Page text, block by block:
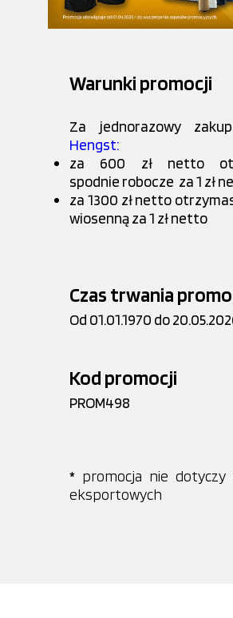
Warunki promocji
Za jednorazowy
Hengst:
za 600 zł netto
spodnie robocze za 1 zł
za 1300 zł netto
wiosenną za 1 zł netto
Czas trwania
Od 01.01.1970 do
Kod promocji
PROM498
* promocja nie dotyczy
eksportowych